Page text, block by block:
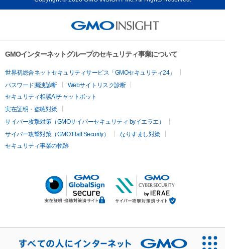
GMOインターネットグループのセキュリティ事業について
世界初総合ネットセキュリティサービス「GMOセキュリティ24」
パスワード漏洩診断
Webサイトリスク診断
セキュリティ相談AIチャットボット
実在証明・盗聴対策
サイバー攻撃対策（GMOサイバーセキュリティ byイエラエ）
サイバー攻撃対策（GMO Flatt Security）
なりすまし対策
セキュリティ事業の軌跡